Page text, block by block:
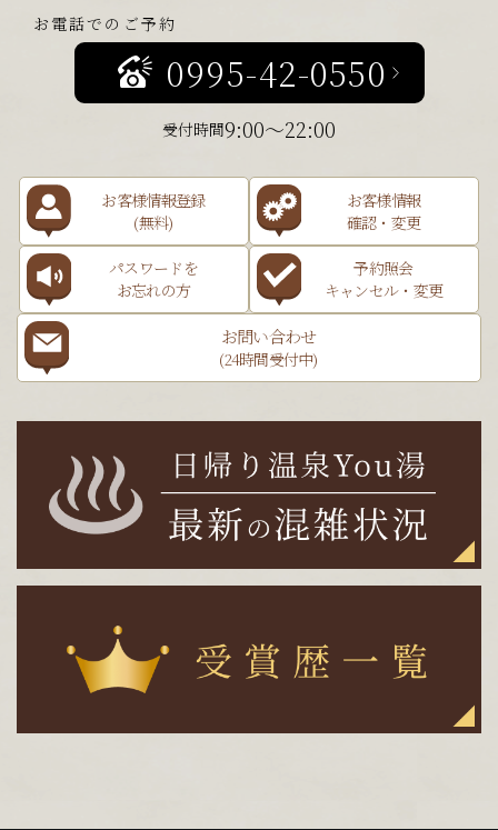
お電話でのご予約
0995-42-0550
受付時間9:00～22:00
お客様情報登録
(無料)
お客様情報
確認・変更
パスワードを
お忘れの方
予約照会
キャンセル・変更
お問い合わせ
(24時間受付中)